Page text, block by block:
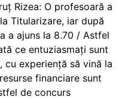
Rizea: O profesoară a
Titularizare, iar după
a ajuns la 8.70 / Astfel
ce entuziasmați sunt
cu experiență să vină la
financiare sunt
de concurs